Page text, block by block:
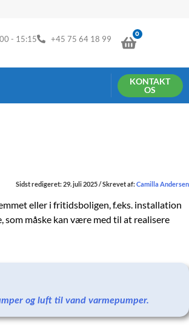
- 15:15 +45 75 64 18 99
0
KURV
KONTAKT
OS
Sidst redigeret: 29. juli 2025 / Skrevet af:Camilla Andersen
eller i fritidsboligen, f.eks. installation
måske kan være med til at realisere
og luft til vand varmepumper.